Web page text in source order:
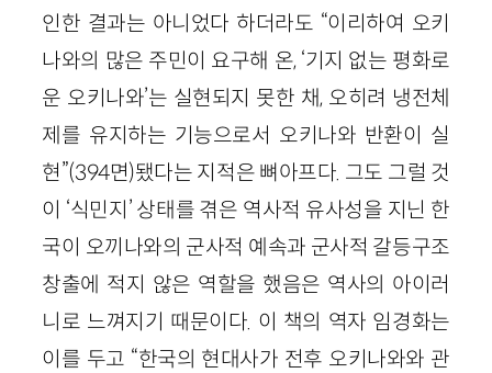
인한 결과는 아니었다 하더라도 “이리하여 오키
나와의 많은 주민이 요구해 온, ‘기지 없는 평화로
운 오키나와’는 실현되지 못한 채, 오히려 냉전체
제를 유지하는 기능으로서 오키나와 반환이 실
현”(394면)됐다는 지적은 뼈아프다. 그도 그럴 것
이 ‘식민지’ 상태를 겪은 역사적 유사성을 지닌 한
국이 오끼나와의 군사적 예속과 군사적 갈등구조
창출에 적지 않은 역할을 했음은 역사의 아이러
니로 느껴지기 때문이다. 이 책의 역자 임경화는
이를 두고 “한국의 현대사가 전후 오키나와와 관